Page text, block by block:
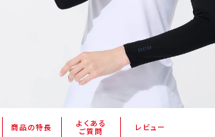
商品の特長
よくある
ご質問
レビュー